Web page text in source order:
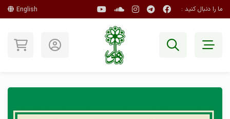
ما را دنبال کنید : English